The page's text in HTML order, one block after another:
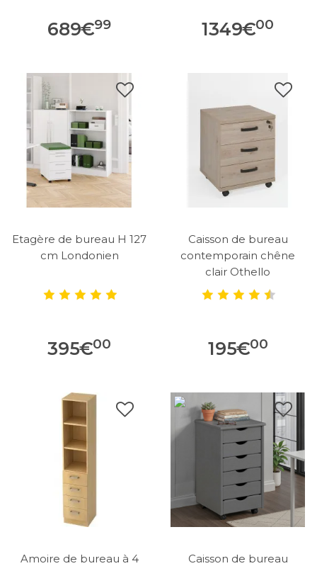
689€99 1349€00
Etagère de bureau H 127
cm Londonien
395€00
Caisson de bureau
contemporain chêne
clair Othello
195€00
Amoire de bureau à 4
Caisson de bureau